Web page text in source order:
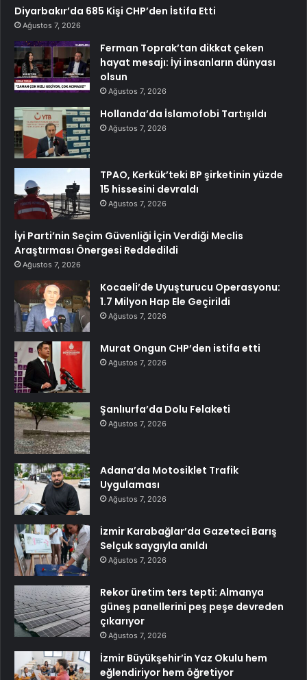
Diyarbakır’da 685 Kişi CHP’den İstifa Etti
Ağustos 7, 2026
Ferman Toprak’tan dikkat çeken
hayat mesajı: İyi insanların dünyası
olsun
Ağustos 7, 2026
Hollanda’da İslamofobi Tartışıldı
Ağustos 7, 2026
TPAO, Kerkük’teki BP şirketinin yüzde
15 hissesini devraldı
Ağustos 7, 2026
İyi Parti’nin Seçim Güvenliği İçin Verdiği Meclis
Araştırması Önergesi Reddedildi
Ağustos 7, 2026
Kocaeli’de Uyuşturucu Operasyonu:
1.7 Milyon Hap Ele Geçirildi
Ağustos 7, 2026
Murat Ongun CHP’den istifa etti
Ağustos 7, 2026
Şanlıurfa’da Dolu Felaketi
Ağustos 7, 2026
Adana’da Motosiklet Trafik
Uygulaması
Ağustos 7, 2026
İzmir Karabağlar’da Gazeteci Barış
Selçuk saygıyla anıldı
Ağustos 7, 2026
Rekor üretim ters tepti: Almanya
güneş panellerini peş peşe devreden
çıkarıyor
Ağustos 7, 2026
İzmir Büyükşehir’in Yaz Okulu hem
eğlendiriyor hem öğretiyor